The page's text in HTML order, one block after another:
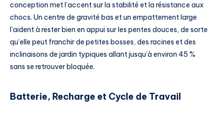
conception met l’accent sur la stabilité et la résistance aux
chocs. Un centre de gravité bas et un empattement large
l’aident à rester bien en appui sur les pentes douces, de sorte
qu’elle peut franchir de petites bosses, des racines et des
inclinaisons de jardin typiques allant jusqu’à environ 45 %
sans se retrouver bloquée.
Batterie, Recharge et Cycle de Travail